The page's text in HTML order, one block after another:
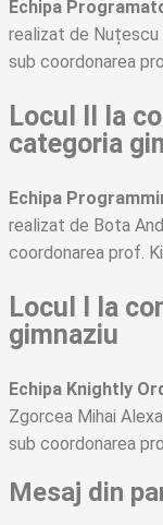
Echipa
realizat de Nuțescu
sub coordonarea
Locul II la
categoria
Echipa
realizat de Bota
coordonarea prof.
Locul I la
gimnaziu
Echipa Knightly
Zgorcea Mihai
sub coordonarea
Mesaj din